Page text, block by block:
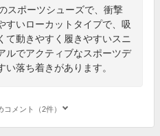
スポーツシューズで、衝撃
すいローカットタイプで、吸
て動きやすく履きやすいスニ
ルでアクティブなスポーツデ
落ち着きがあります。
メント（2件）